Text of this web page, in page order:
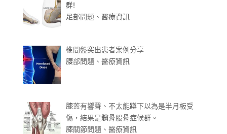
群!
足部問題、醫療資訊
椎間盤突出患者案例分享
腰部問題、醫療資訊
膝蓋有響聲、不太能蹲下以為是半月板受
傷，結果是髕骨股骨症候群。
膝關節問題、醫療資訊